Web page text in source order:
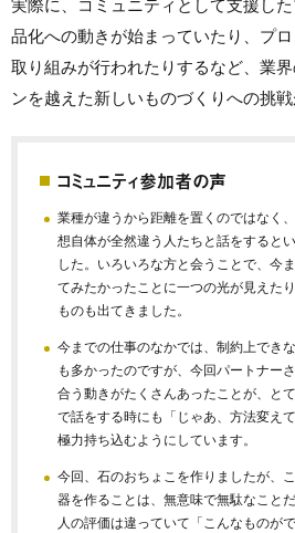
実際に、コミュニティとして支援し
品化への動きが始まっていたり、プ
取り組みが行われたりするなど、業
ンを越えた新しいものづくりへの挑戦
コミュニティ参加者の声
業種が違うから距離を置くのではなく
想自体が全然違う人たちと話をすると
した。いろいろな方と会うことで、今
てみたかったことに一つの光が見えた
ものも出てきました。
今までの仕事のなかでは、制約上でき
も多かったのですが、今回パートナー
合う動きがたくさんあったことが、と
で話をする時にも「じゃあ、方法変え
極力持ち込むようにしています。
今回、石のおちょこを作りましたが、
器を作ることは、無意味で無駄なこと
人の評価は違っていて「こんなものが